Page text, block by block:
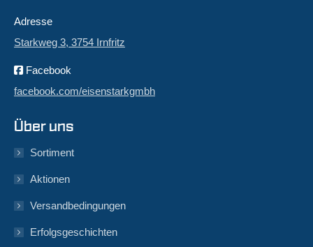
Adresse
Starkweg 3, 3754 Irnfritz
Facebook
facebook.com/eisenstarkgmbh
Über uns
Sortiment
Aktionen
Versandbedingungen
Erfolgsgeschichten